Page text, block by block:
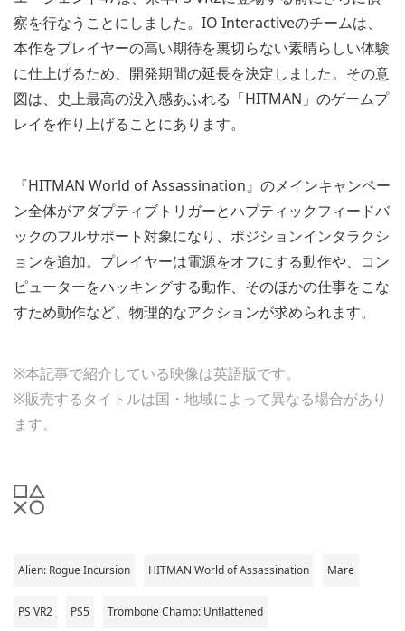
察を行なうことにしました。IO Interactiveのチームは、
本作をプレイヤーの高い期待を裏切らない素晴らしい体験
に仕上げるため、開発期間の延長を決定しました。その意
図は、史上最高の没入感あふれる「HITMAN」のゲームプ
レイを作り上げることにあります。
『HITMAN World of Assassination』のメインキャンペー
ン全体がアダプティブトリガーとハプティックフィードバ
ックのフルサポート対象になり、ポジションインタラクシ
ョンを追加。プレイヤーは電源をオフにする動作や、コン
ピューターをハッキングする動作、そのほかの仕事をこな
すため動作など、物理的なアクションが求められます。
※本記事で紹介している映像は英語版です。
※販売するタイトルは国・地域によって異なる場合があり
ます。
Alien: Rogue Incursion HITMAN World of Assassination Mare
PS VR2 PS5 Trombone Champ: Unflattened